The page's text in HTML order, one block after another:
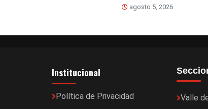
agosto 5, 2026
Institucional
Política de Privacidad Valle